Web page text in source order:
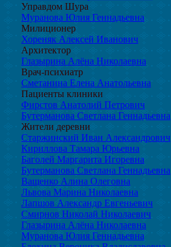
Управдом Шура
Муранова Юлия Геннадьевна
Милиционер
Хореняк Алексей Иванович
Архитектор
Глазырина Алёна Николаевна
Врач-психиатр
Сметанина Елена Анатольевна
Пациенты клиники
Фирстов Анатолий Петрович
Бутерманова Светлана Геннадьевна
Жители деревни
Старжинский Иван Александрович
Кириллова Тамара Юрьевна
Баголей Маргарита Игоревна
Бутерманова Светлана Геннадьевна
Ващенко Алина Олеговна
Львова Марина Николаевна
Лапшов Александр Евгеньевич
Смирнов Николай Николаевич
Глазырина Алёна Николаевна
Муранова Юлия Геннадьевна